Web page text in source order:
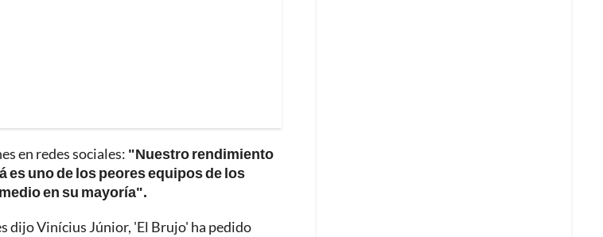
en redes sociales: "Nuestro rendimiento
es uno de los peores equipos de los
en su mayoría".
dijo Vinícius Júnior, 'El Brujo' ha pedido